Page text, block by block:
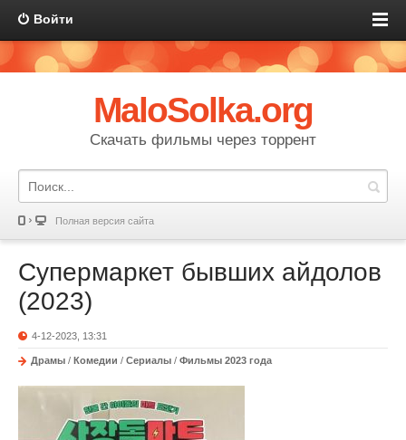
Войти
MaloSolka.org
Скачать фильмы через торрент
Полная версия сайта
Супермаркет бывших айдолов
(2023)
4-12-2023, 13:31
Драмы / Комедии / Сериалы / Фильмы 2023 года